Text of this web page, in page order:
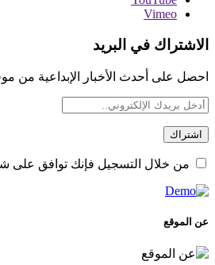
Vimeo
الاشتراك في البريد
احصل على أحدث الأخبار الإبداعية من
من خلال التسجيل فإنك توافق على
عن الموقع